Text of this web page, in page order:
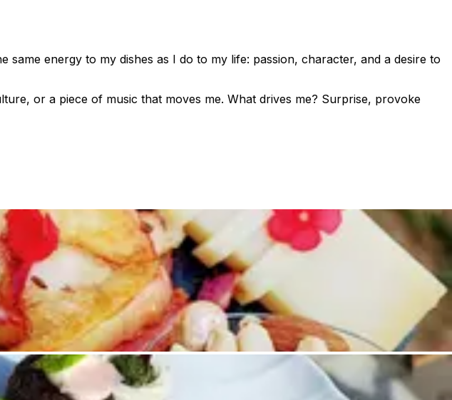
energy to my dishes as I do to my life: passion, character, and a desire to
or a piece of music that moves me. What drives me? Surprise, provoke